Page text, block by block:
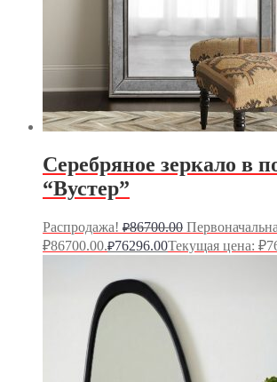
Серебряное зеркало в
“Вустер”
Распродажа! ₽86700.00
₽86700.00.₽76296.00Текущая цена: